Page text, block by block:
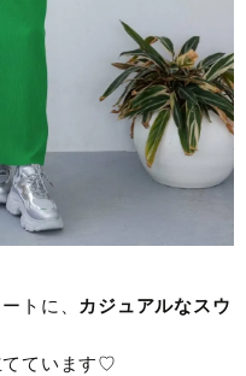
トに、
カジュアルなスウ
てています♡